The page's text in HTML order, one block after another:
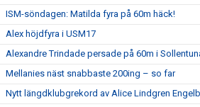
ISM-söndagen: Matilda fyra på 60m häck!
Alex höjdfyra i USM17
Alexandre Trindade persade på 60m i
Mellanies näst snabbaste 200ing – so far
Nytt längdklubgrekord av Alice Lindgren